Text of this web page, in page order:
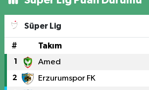
Süper Lig
# Takım
1 Amed
2 Erzurumspor FK